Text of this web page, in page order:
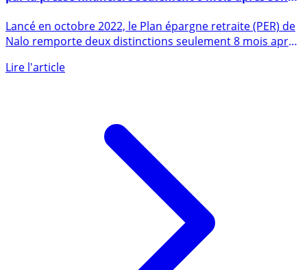
PER Nalo : le placement épargne retraite plébiscité
par la presse financière seulement 8 mois après son
lancement
Nalo remporte deux distinctions seulement 8 mois après